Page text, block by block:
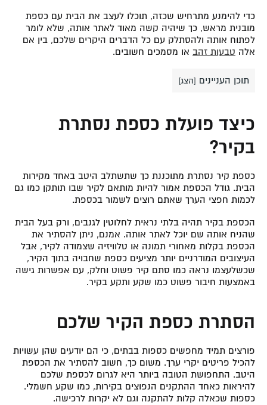
כדי להימנע מתרחיש שכזה, תוכלו לעצב את הבית עם כספת
מובנית מראש, כך שיהיה קשה מאוד לאתר אותה, שלא לומר
לפתוח אותה ולהסתלק עם כל הדברים היקרים שלכם, בין אם
אלה טבעות זהב או מסמכים חשובים.
תוכן העניינים [הצג]
כיצד פועלת כספת נסתרת
בקיר?
כספת קיר נסתרת מתוכננת כך שתשתלב היטב באחד מקירות
הבית. גודל הכספת אמור להיות מותאם לקיר שבו תותקן כמו גם
לכמות חפצי הערך שאתם רוצים לשמור בכספת.
הכספת בקיר תהיה בלתי נראית לחלוטין לגנבים, ורק בעל הבית
שהניח אותה שם יוכל לאתר אותה. אמנם, ניתן להסתיר את
הכספת בקלות מאחורי תמונה או טלוויזיה שצמודה לקיר, אבל
העיצובים המודרניים יותר מציעים כספת שחבויה בתוך הקיר,
שכשלעצמו נראה כמו סתם קיר פשוט וחלק, עם אפשרות גישה
באמצעות חיבור פשוט כמו שקע ותקע בקיר.
הסתרת כספת הקיר שלכם
פורצים תמיד מחפשים כספות בבתים, כי הם יודעים שהן עשויות
להכיל פריטים יקרי ערך. משום כך, חשוב להסתיר את הכספת
היטב. התחפושת הטובה ביותר היא לגרום לכספת שלכם
להיראות כאחד ההתקנים הנפוצים בקירות, כמו שקע חשמלי.
כספות שכאלה קלות להתקנה וגם לא יקרות לרכישה.